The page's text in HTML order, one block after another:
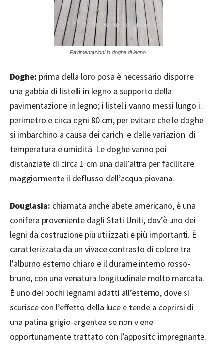
Pavimentazioni in doghe di legno.
Doghe: prima della loro posa è necessario disporre
una gabbia di listelli in legno a supporto della
pavimentazione in legno; i listelli vanno messi lungo il
perimetro e circa ogni 80 cm, per evitare che le doghe
si imbarchino a causa dei carichi e delle variazioni di
temperatura e umidità. Le doghe vanno poi
distanziate di circa 1 cm una dall’altra per facilitare
maggiormente il deflusso dell’acqua piovana.
Douglasia: chiamata anche abete americano, è una
conifera proveniente dagli Stati Uniti, dov’è uno dei
legni da costruzione più utilizzati e più importanti. È
caratterizzata da un vivace contrasto di colore tra
l'alburno esterno chiaro e il durame interno rosso-
bruno, con una venatura longitudinale molto marcata.
È uno dei pochi legnami adatti all’esterno, dove si
scurisce con l’effetto della luce e tende a coprirsi di
una patina grigio-argentea se non viene
opportunamente trattato con l’apposito impregnante.